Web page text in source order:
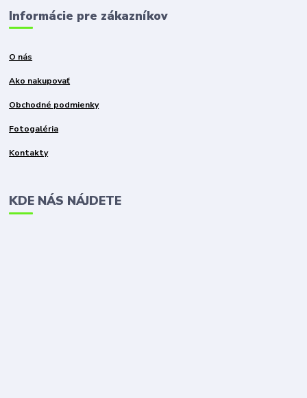
Informácie pre zákazníkov
O nás
Ako nakupovať
Obchodné podmienky
Fotogaléria
Kontakty
KDE NÁS NÁJDETE